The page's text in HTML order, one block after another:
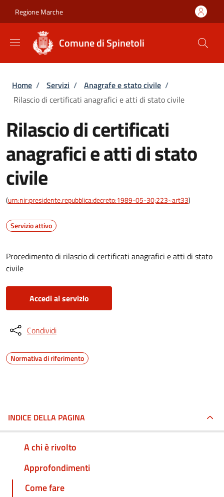
Regione Marche
Comune di Spinetoli
Briciole di pane
Home / Servizi / Anagrafe e stato civile /
Rilascio di certificati anagrafici e atti di stato civile
Rilascio di certificati
anagrafici e atti di stato
civile
(urn:nir:presidente.repubblica:decreto:1989-05-30;223~art33)
Servizio attivo
Procedimento di rilascio di certificati anagrafici e atti di stato
civile
Accedi al servizio
Condividi
Normativa di riferimento
INDICE DELLA PAGINA
A chi è rivolto
Approfondimenti
Come fare